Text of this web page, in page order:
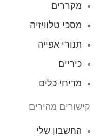
מקררים
מסכי טלוויזיה
תנורי אפייה
כיריים
מדיחי כלים
קישורים מהירים
החשבון שלי